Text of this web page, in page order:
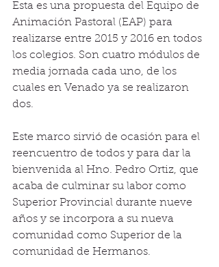
Esta es una propuesta del Equipo de
Animación Pastoral (EAP) para
realizarse entre 2015 y 2016 en todos
los colegios. Son cuatro módulos de
media jornada cada uno, de los
cuales en Venado ya se realizaron
dos.
Este marco sirvió de ocasión para el
reencuentro de todos y para dar la
bienvenida al Hno. Pedro Ortiz, que
acaba de culminar su labor como
Superior Provincial durante nueve
años y se incorpora a su nueva
comunidad como Superior de la
comunidad de Hermanos.